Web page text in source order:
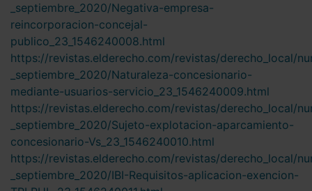
_septiembre_2020/Negativa-empresa-
reincorporacion-concejal-
publico_23_1546240008.html
https://revistas.elderecho.com/revistas/derecho_local/
_septiembre_2020/Naturaleza-concesionario-
mediante-usuarios-servicio_23_1546240009.html
https://revistas.elderecho.com/revistas/derecho_local/
_septiembre_2020/Sujeto-explotacion-aparcamiento-
concesionario-Vs_23_1546240010.html
https://revistas.elderecho.com/revistas/derecho_local/
_septiembre_2020/IBI-Requisitos-aplicacion-exencion-